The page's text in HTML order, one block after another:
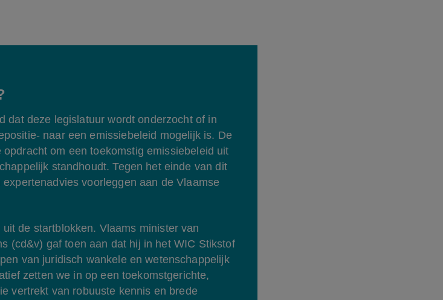
dat deze legislatuur wordt onderzocht of in
naar een emissiebeleid mogelijk is. De
om een toekomstig emissiebeleid uit
standhoudt. Tegen het einde van dit
expertenadvies voorleggen aan de Vlaamse
uit de startblokken. Vlaams minister van
(cd&v) gaf toen aan dat hij in het WIC Stikstof
van juridisch wankele en wetenschappelijk
zetten we in op een toekomstgerichte,
vertrekt van robuuste kennis en brede